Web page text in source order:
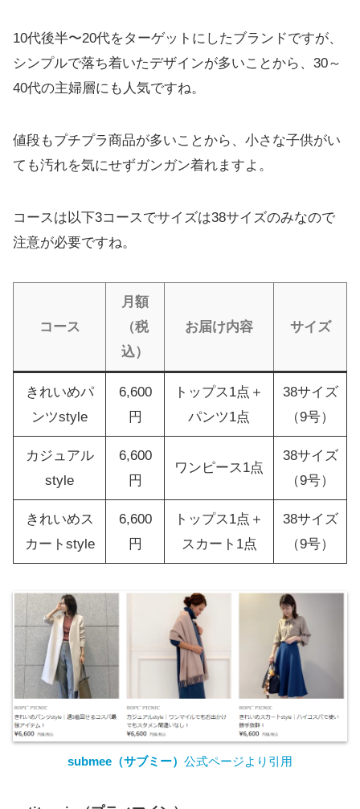
10代後半〜20代をターゲットにしたブランドですが、
シンプルで落ち着いたデザインが多いことから、30～
40代の主婦層にも人気ですね。
値段もプチプラ商品が多いことから、小さな子供がい
ても汚れを気にせずガンガン着れますよ。
コースは以下3コースでサイズは38サイズのみなので
注意が必要ですね。
コース
月額
（税
込）
お届け内容 サイズ
きれいめパ
ンツstyle
6,600
円
トップス1点＋
パンツ1点
38サイズ
（9号）
カジュアル
style
6,600
円
ワンピース1点
38サイズ
（9号）
きれいめス
カートstyle
6,600
円
トップス1点＋
スカート1点
38サイズ
（9号）
submee（サブミー） 公式ページより引用